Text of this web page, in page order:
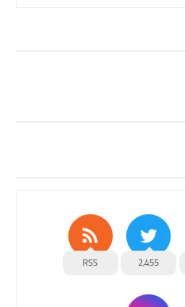
2,455
RSS